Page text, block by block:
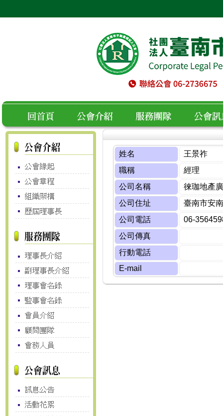
空白回首頁 公會介紹 服務團隊 公會訊息
姓名
王景祚
職稱
經理
公司名稱
徠珈地產
公司住址
臺南市安
公司電話
06-
公司傳真
行動電話
E-mail